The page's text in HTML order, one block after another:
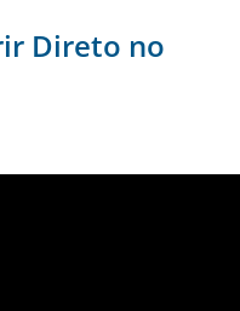
Direto no